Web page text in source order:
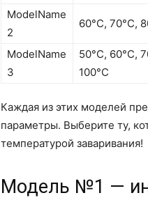
ModelName
2
60°C, 70°C,
ModelName
3
50°C, 60°C,
100°C
Каждая из этих моделей
параметры. Выберите ту,
температурой заваривания!
Модель №1 —